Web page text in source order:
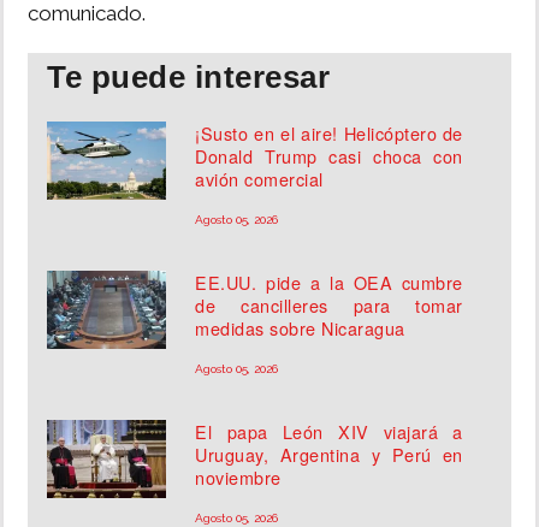
comunicado.
Te puede interesar
¡Susto en el aire! Helicóptero de
Donald Trump casi choca con
avión comercial
Agosto 05, 2026
EE.UU. pide a la OEA cumbre
de cancilleres para tomar
medidas sobre Nicaragua
Agosto 05, 2026
El papa León XIV viajará a
Uruguay, Argentina y Perú en
noviembre
Agosto 05, 2026